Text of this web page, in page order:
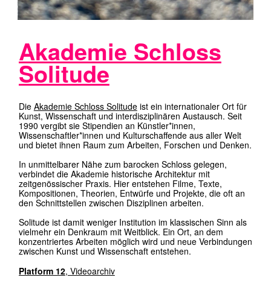
THE MEDIUM IS THE
MESSAGE (2)
zurück zu
STEÆM
Diese Website verwendet keine Cookies
zu Tracking- oder Marketingzwecken.
Beim Aufruf werden technisch notwendige
Zugriffsdaten durch den Hostinganbieter
verarbeitet.
Weitere Informationen imDatenschutz.
Notwendig
Präferenzen
Funktional
Ablehnen akzeptieren
Ausgewählte
akzeptieren